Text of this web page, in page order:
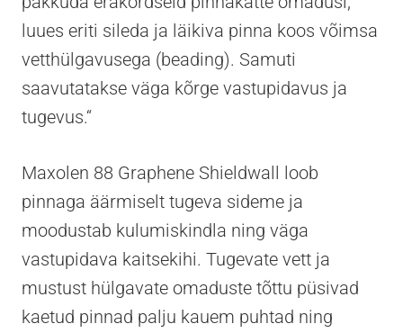
luues eriti sileda ja läikiva pinna koos võimsa
vetthülgavusega (beading). Samuti
saavutatakse väga kõrge vastupidavus ja
tugevus.“
Maxolen 88 Graphene Shieldwall loob
pinnaga äärmiselt tugeva sideme ja
moodustab kulumiskindla ning väga
vastupidava kaitsekihi. Tugevate vett ja
mustust hülgavate omaduste tõttu püsivad
kaetud pinnad palju kauem puhtad ning